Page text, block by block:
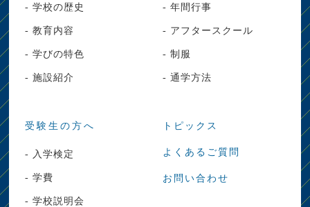
- 学校の歴史
- 教育内容
- 学びの特色
- 施設紹介
- 年間行事
- アフタースクール
- 制服
- 通学方法
受験生の方へ
- 入学検定
- 学費
- 学校説明会
トピックス
よくあるご質問
お問い合わせ